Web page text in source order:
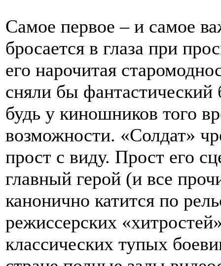
Самое первое – и самое
бросается в глаза при
его нарочитая
сняли бы фантастический
будь у киношников того
возможности. «Солдат»
прост с виду. Прост его
главный герой (и все
канонично катится по
режиссерских
классических тупых